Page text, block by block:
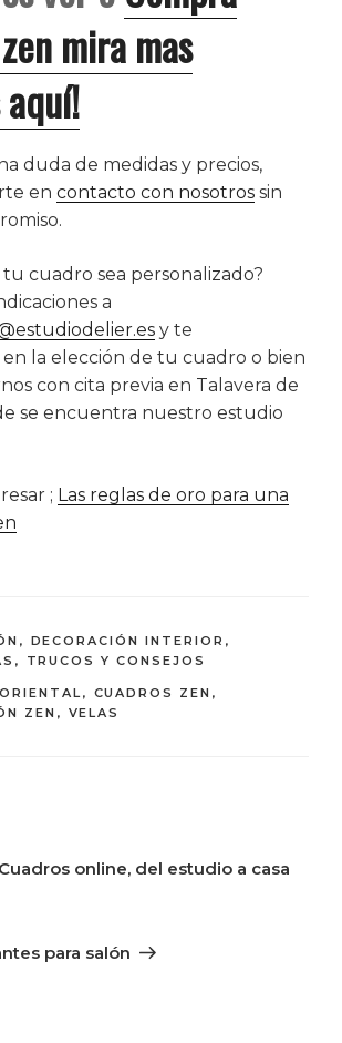
mira mas
aquí!
duda de medidas y precios,
en contacto con nosotros sin
cuadro sea personalizado?
a
y te
en la elección de tu cuadro o bien
con cita previa en Talavera de
se encuentra nuestro estudio
; Las reglas de oro para una
, DECORACIÓN INTERIOR ,
,
TRUCOS Y CONSEJOS
, CUADROS ZEN ,
ZEN , VELAS
online, del estudio a casa
para salón